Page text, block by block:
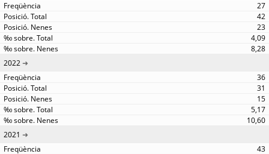
27
42
23
4,09
8,28
2022
36
31
15
5,17
10,60
2021
43